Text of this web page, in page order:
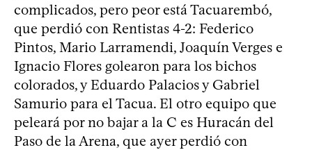
complicados, pero peor está Tacuarembó,
que perdió con Rentistas 4-2: Federico
Pintos, Mario Larramendi, Joaquín Verges e
Ignacio Flores golearon para los bichos
colorados, y Eduardo Palacios y Gabriel
Samurio para el Tacua. El otro equipo que
peleará por no bajar a la C es Huracán del
Paso de la Arena, que ayer perdió con